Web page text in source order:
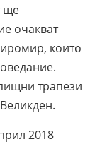
ще
очакват
които
трапези
2018